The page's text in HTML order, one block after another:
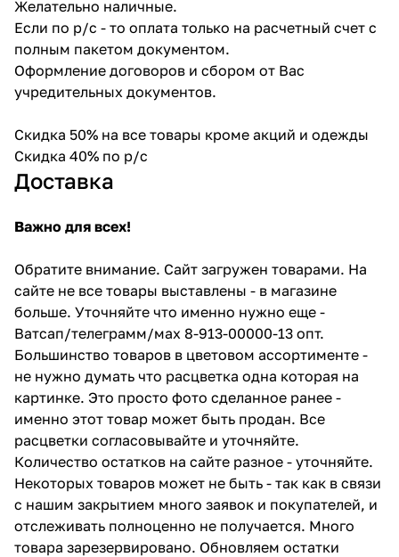
Желательно наличные.
Если по р/с - то оплата только на расчетный счет с
полным пакетом документом.
Оформление договоров и сбором от Вас
учредительных документов.
Скидка 50% на все товары кроме акций и одежды
Скидка 40% по р/с
Доставка
Важно для всех!
Обратите внимание. Сайт загружен товарами. На
сайте не все товары выставлены - в магазине
больше. Уточняйте что именно нужно еще -
Ватсап/телеграмм/мах 8-913-00000-13 опт.
Большинство товаров в цветовом ассортименте -
не нужно думать что расцветка одна которая на
картинке. Это просто фото сделанное ранее -
именно этот товар может быть продан. Все
расцветки согласовывайте и уточняйте.
Количество остатков на сайте разное - уточняйте.
Некоторых товаров может не быть - так как в связи
с нашим закрытием много заявок и покупателей, и
отслеживать полноценно не получается. Много
товара зарезервировано. Обновляем остатки